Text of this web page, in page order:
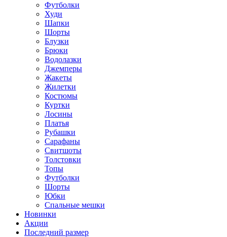
Футболки
Худи
Шапки
Шорты
Блузки
Брюки
Водолазки
Джемперы
Жакеты
Жилетки
Костюмы
Куртки
Лосины
Платья
Рубашки
Сарафаны
Свитшоты
Толстовки
Топы
Футболки
Шорты
Юбки
Спальные мешки
Новинки
Акции
Последний размер